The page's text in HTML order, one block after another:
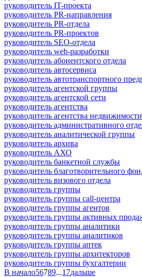
руководитель IT-проекта
руководитель PR-направления
руководитель PR-отдела
руководитель PR-проектов
руководитель SEO-отдела
руководитель web-разработки
руководитель абонентского отдела
руководитель автосервиса
руководитель автотранспортного
руководитель агентской группы
руководитель агентской сети
руководитель агентства
руководитель агентства недвижимости
руководитель административного
руководитель аналитической группы
руководитель архива
руководитель АХО
руководитель банкетной службы
руководитель благотворительного
руководитель визового отдела
руководитель группы
руководитель группы call-центра
руководитель группы агентов
руководитель группы активных
руководитель группы аналитики
руководитель группы аналитиков
руководитель группы аптек
руководитель группы архитекторов
руководитель группы бухгалтерии
В начало56789...17дальше